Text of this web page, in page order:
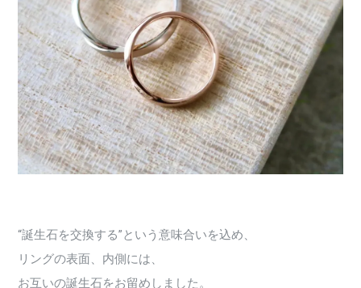
“誕生石を交換する”という意味合いを込め、
リングの表面、内側には、
お互いの誕生石をお留めしました。